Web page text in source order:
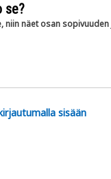
se?
niin näet osan
sisään